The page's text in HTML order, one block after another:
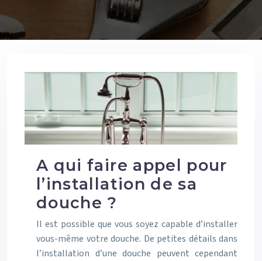
A qui faire appel pour
l’installation de sa
douche ?
Il est possible que vous soyez capable d’installer
vous-même votre douche. De petites détails dans
l’installation d’une douche peuvent cependant